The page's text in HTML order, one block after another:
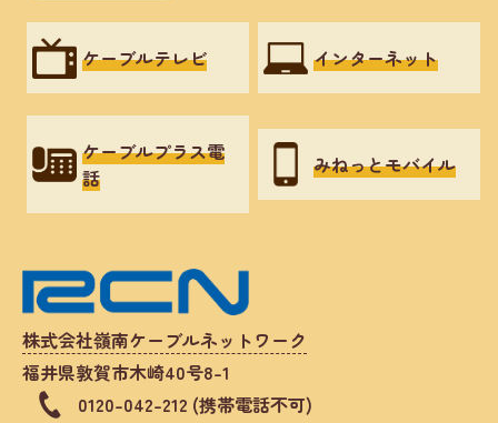
株式会社嶺南ケーブルネットワーク
福井県敦賀市木崎40号8-1
0120-042-212 (携帯電話不可)
ケーブルテレビ インターネット
ケーブルプラス電
話
みねっとモバイル